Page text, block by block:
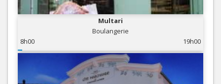
Multari
Boulangerie
8h00
19h00